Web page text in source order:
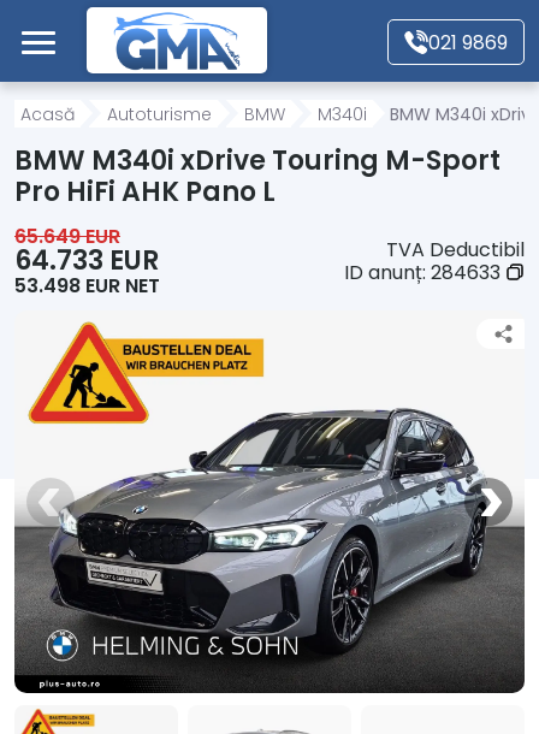
Mergi direct la conținutul principal
021 9869
Acasă
Autoturisme
Motociclete
Autoutilitare
Alte tipuri vehicule
Despre Noi
Contact
Acasă Autoturisme BMW M340i BMW M340i
BMW M340i xDrive Touring M-Sport
Pro HiFi AHK Pano L
65.649 EUR
64.733 EUR
53.498 EUR NET
TVA Deductibil
ID anunț: 284633